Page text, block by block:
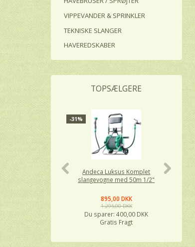
VIPPEVANDER & SPRINKLER
TEKNISKE SLANGER
HAVEREDSKABER
TOPSÆLGERE
-31%
Andeca Luksus Komplet
slangevogne med 50m 1/2"
895,00 DKK
1.295,00 DKK
Du sparer:400,00 DKK
Gratis Fragt